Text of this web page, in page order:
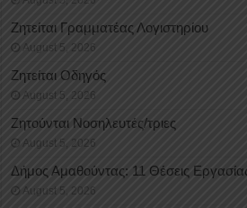
Ζητείται Γραμματέας Λογιστηρίου
August 5, 2026
Ζητείται Οδηγός
August 5, 2026
Ζητούνται Νοσηλευτές/τριες
August 5, 2026
Δήμος Αμαθούντας: 11 Θέσεις
August 5, 2026